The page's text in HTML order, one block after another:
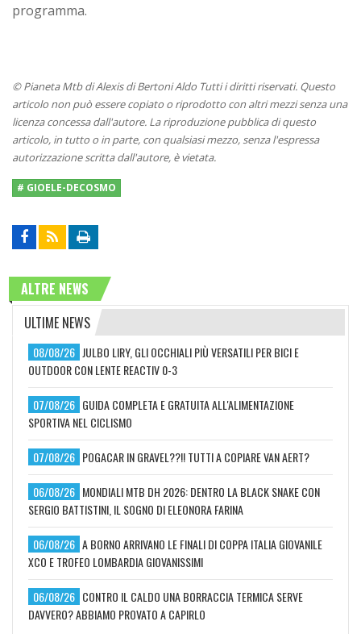
programma.
© Pianeta Mtb di Alexis di Bertoni Aldo Tutti i diritti riservati. Questo
articolo non può essere copiato o riprodotto con altri mezzi senza una
licenza concessa dall'autore. La riproduzione pubblica di questo
articolo, in tutto o in parte, con qualsiasi mezzo, senza l'espressa
autorizzazione scritta dall'autore, è vietata.
# GIOELE-DECOSMO
ALTRE NEWS
ULTIME NEWS
08/08/26 JULBO LIRY, GLI OCCHIALI PIÙ VERSATILI PER BICI E
OUTDOOR CON LENTE REACTIV 0-3
07/08/26 GUIDA COMPLETA E GRATUITA ALL'ALIMENTAZIONE
SPORTIVA NEL CICLISMO
07/08/26 POGACAR IN GRAVEL??!! TUTTI A COPIARE VAN AERT?
06/08/26 MONDIALI MTB DH 2026: DENTRO LA BLACK SNAKE CON
SERGIO BATTISTINI, IL SOGNO DI ELEONORA FARINA
06/08/26 A BORNO ARRIVANO LE FINALI DI COPPA ITALIA GIOVANILE
XCO E TROFEO LOMBARDIA GIOVANISSIMI
06/08/26 CONTRO IL CALDO UNA BORRACCIA TERMICA SERVE
DAVVERO? ABBIAMO PROVATO A CAPIRLO